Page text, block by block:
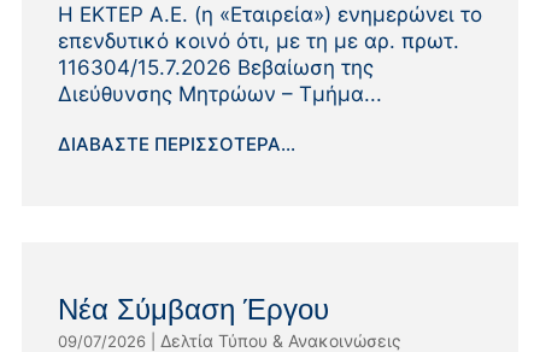
Η ΕΚΤΕΡ Α.Ε. (η «Εταιρεία») ενημερώνει το
επενδυτικό κοινό ότι, με τη με αρ. πρωτ.
116304/15.7.2026 Βεβαίωση της
Διεύθυνσης Μητρώων – Τμήμα...
ΔΙΑΒΆΣΤΕ ΠΕΡΙΣΣΌΤΕΡΑ...
Νέα Σύμβαση Έργου
09/07/2026| Δελτία Τύπου & Ανακοινώσεις